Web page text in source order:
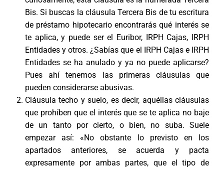
Bis. Si buscas la cláusula Tercera Bis de tu escritura
de préstamo hipotecario encontrarás qué interés se
te aplica, y puede ser el Euribor, IRPH Cajas, IRPH
Entidades y otros. ¿Sabías que el IRPH Cajas e IRPH
Entidades se ha anulado y ya no puede aplicarse?
Pues ahí tenemos las primeras cláusulas que
pueden considerarse abusivas.
Cláusula techo y suelo, es decir, aquéllas cláusulas
que prohíben que el interés que se te aplica no baje
de un tanto por cierto, o bien, no suba. Suele
empezar así: «No obstante lo previsto en los
apartados anteriores, se acuerda y pacta
expresamente por ambas partes, que el tipo de